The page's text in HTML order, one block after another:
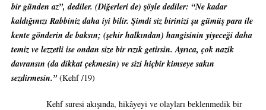
bir günden az”, dediler. (Diğerleri de) şöyle dediler: “Ne kadar
kaldığınızı Rabbiniz daha iyi bilir. Şimdi siz birinizi şu gümüş para ile
kente gönderin de baksın; (şehir halkından) hangisinin yiyeceği daha
temiz ve lezzetli ise ondan size bir rızık getirsin. Ayrıca, çok nazik
davransın (da dikkat çekmesin) ve sizi hiçbir kimseye sakın
sezdirmesin.”(Kehf /19)
Kehf suresi akışında, hikâyeyi ve olayları beklenmedik bir